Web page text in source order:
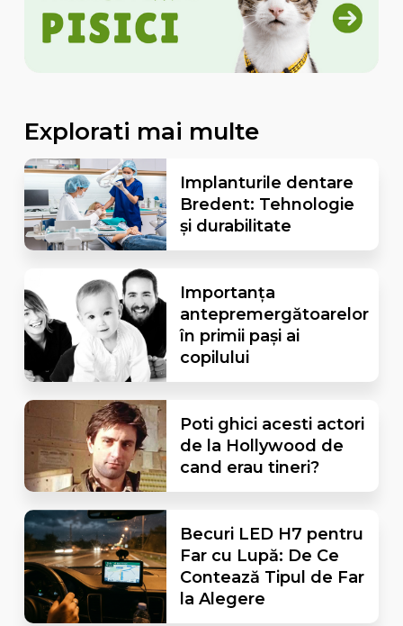
Explorati mai multe
Implanturile dentare
Bredent: Tehnologie
și durabilitate
Importanța
antepremergătoarelor
în primii pași ai
copilului
Poti ghici acesti actori
de la Hollywood de
cand erau tineri?
Becuri LED H7 pentru
Far cu Lupă: De Ce
Contează Tipul de Far
la Alegere